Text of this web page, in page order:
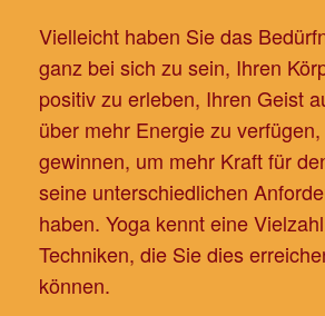
Vielleicht haben Sie das
ganz bei sich zu sein, Ihren
positiv zu erleben, Ihren Geist
über mehr Energie zu
gewinnen, um mehr Kraft für
seine unterschiedlichen
haben. Yoga kennt eine
Techniken, die Sie dies
können.